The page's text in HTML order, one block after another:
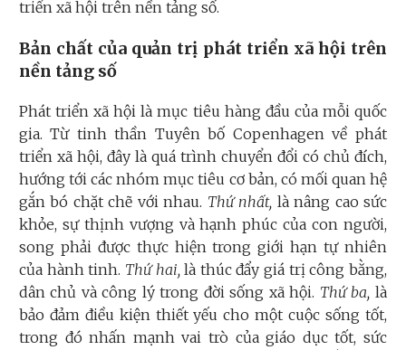
triển xã hội trên nền tảng số.
Bản chất của quản trị phát triển xã hội trên
nền tảng số
Phát triển xã hội là mục tiêu hàng đầu của mỗi quốc
gia. Từ tinh thần Tuyên bố Copenhagen về phát
triển xã hội, đây là quá trình chuyển đổi có chủ đích,
hướng tới các nhóm mục tiêu cơ bản, có mối quan hệ
gắn bó chặt chẽ với nhau. Thứ nhất, là nâng cao sức
khỏe, sự thịnh vượng và hạnh phúc của con người,
song phải được thực hiện trong giới hạn tự nhiên
của hành tinh. Thứ hai,là thúc đẩy giá trị công bằng,
dân chủ và công lý trong đời sống xã hội. Thứ ba, là
bảo đảm điều kiện thiết yếu cho một cuộc sống tốt,
trong đó nhấn mạnh vai trò của giáo dục tốt, sức